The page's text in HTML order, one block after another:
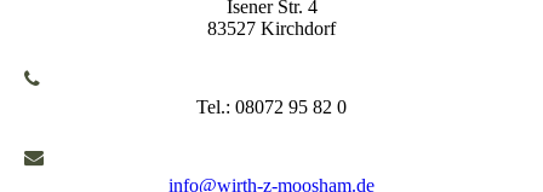
Isener Str. 4
83527 Kirchdorf
Tel.: 08072 95 82 0
info@wirth-z-moosham.de